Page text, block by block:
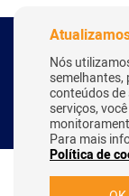
Copyright
Nós
conteúdos
serviços,
Para mais
Política de